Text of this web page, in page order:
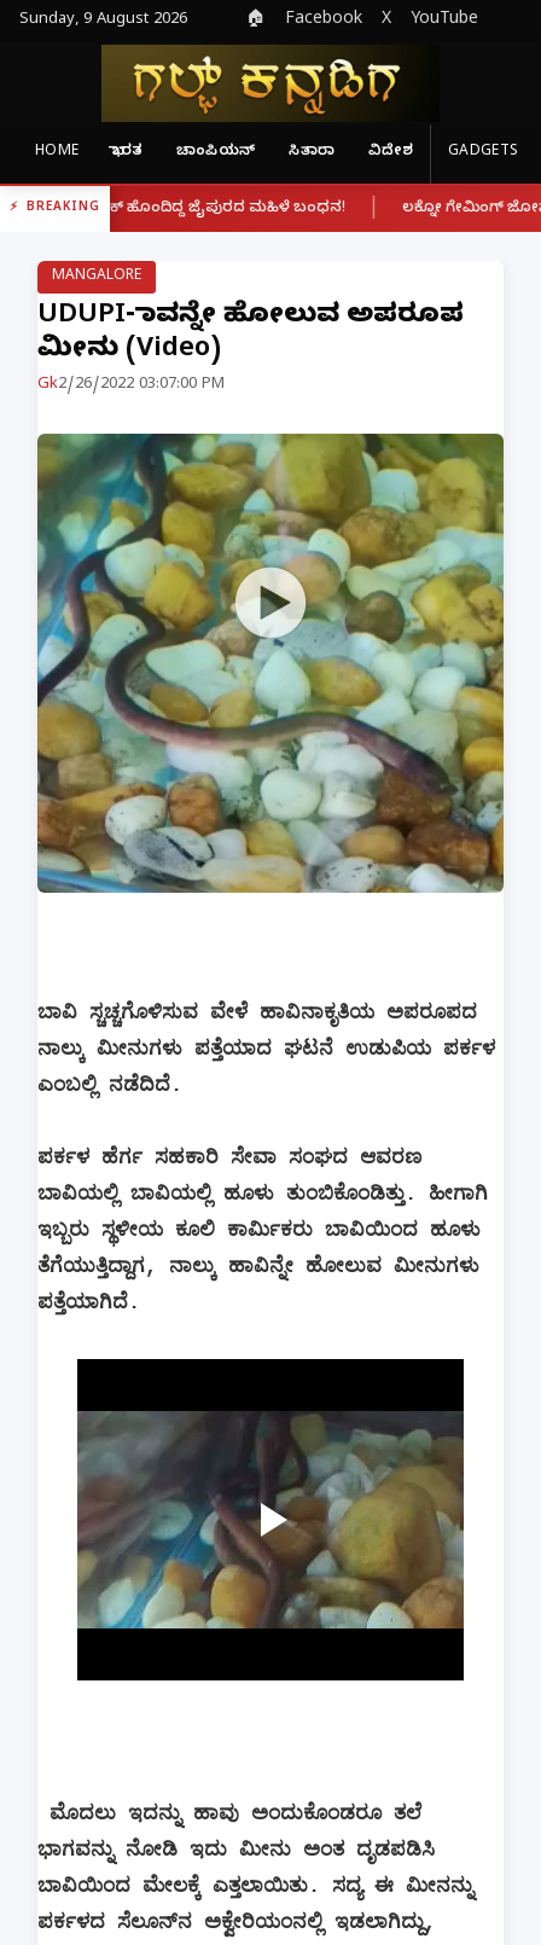
Sunday, 9 August 2026 🏠 Facebook X YouTube
HOME ಭಾರತ ಚಾಂಪಿಯನ್ ಸಿತಾರಾ ವಿದೇಶ GADGETS
BREAKING
ಜೈಪುರದ ಮಹಿಳೆ ಬಂಧನ! | ಲಕ್ನೋ ಗೇಮಿಂಗ್ ಜೋನ್‌ನಲ್ಲಿ ಭೀಕರ ಅಗ್ನಿ
MANGALORE
UDUPI- ಹಾವನ್ನೇ ಹೋಲುವ ಅಪರೂಪ
ಮೀನು (Video)
Gk2/26/2022 03:07:00 PM
ಬಾವಿ ಸ್ಚಚ್ಚಗೊಳಿಸುವ ವೇಳೆ ಹಾವಿನಾಕೃತಿಯ ಅಪರೂಪದ
ನಾಲ್ಕು ಮೀನುಗಳು ಪತ್ತೆಯಾದ ಘಟನೆ ಉಡುಪಿಯ ಪರ್ಕಳ
ಎಂಬಲ್ಲಿ ನಡೆದಿದೆ.
ಪರ್ಕಳ ಹೆರ್ಗ ಸಹಕಾರಿ ಸೇವಾ ಸಂಘದ ಆವರಣ
ಬಾವಿಯಲ್ಲಿ ಬಾವಿಯಲ್ಲಿ ಹೂಳು ತುಂಬಿಕೊಂಡಿತ್ತು. ಹೀಗಾಗಿ
ಇಬ್ಬರು ಸ್ಥಳೀಯ ಕೂಲಿ ಕಾರ್ಮಿಕರು ಬಾವಿಯಿಂದ ಹೂಳು
ತೆಗೆಯುತ್ತಿದ್ದಾಗ, ನಾಲ್ಕು ಹಾವಿನ್ನೇ ಹೋಲುವ ಮೀನುಗಳು
ಪತ್ತೆಯಾಗಿದೆ.
ಮೊದಲು ಇದನ್ನು ಹಾವು ಅಂದುಕೊಂಡರೂ ತಲೆ
ಭಾಗವನ್ನು ನೋಡಿ ಇದು ಮೀನು ಅಂತ ದೃಡಪಡಿಸಿ
ಬಾವಿಯಿಂದ ಮೇಲಕ್ಕೆ ಎತ್ತಲಾಯಿತು. ಸದ್ಯ ಈ ಮೀನನ್ನು
ಪರ್ಕಳದ ಸೆಲೂನ್‌ನ ಅಕ್ವೇರಿಯಂನಲ್ಲಿ ಇಡಲಾಗಿದ್ದು,